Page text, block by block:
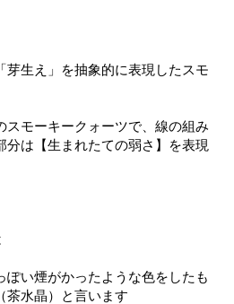
芽生え」を抽象的に表現したスモ
スモーキークォーツで、線の組み
分は【生まれたての弱さ】を表現
ぽい煙がかったような色をしたも
茶水晶）と言います